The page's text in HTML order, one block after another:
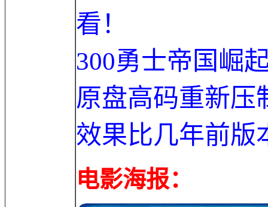
看！
300勇士帝国崛
原盘高码重新压
效果比几年前版
电影海报：